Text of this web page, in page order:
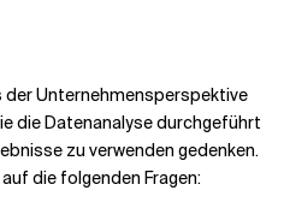
der Unternehmensperspektive
die Datenanalyse durchgeführt
zu verwenden gedenken.
die folgenden Fragen: